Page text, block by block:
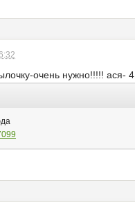
очень нужно!!!!! ася-